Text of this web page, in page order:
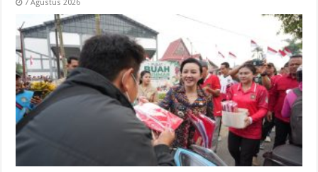
7 Agustus 2026